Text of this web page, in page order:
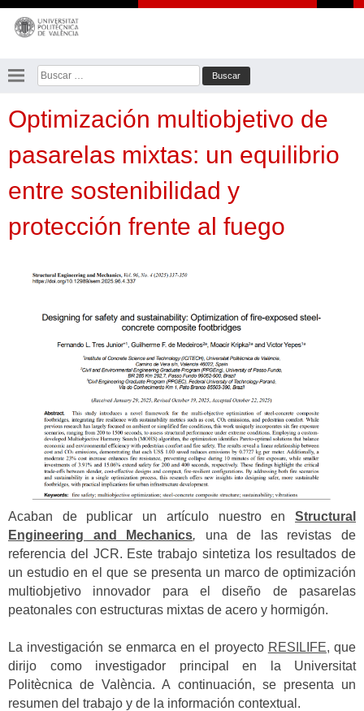
Saltar
contenido
Buscar:
Optimización multiobjetivo de
pasarelas mixtas: un equilibrio
entre sostenibilidad y
protección frente al fuego
Acaban de publicar un artículo nuestro en Structural
Engineering and Mechanics, una de las revistas de
referencia del JCR. Este trabajo sintetiza los resultados de
un estudio en el que se presenta un marco de optimización
multiobjetivo innovador para el diseño de pasarelas
peatonales con estructuras mixtas de acero y hormigón.
La investigación se enmarca en el proyecto RESILIFE, que
dirijo como investigador principal en la Universitat
Politècnica de València. A continuación, se presenta un
resumen del trabajo y de la información contextual.